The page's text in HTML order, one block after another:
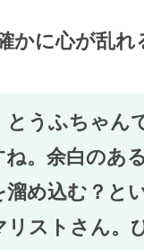
かに心が乱れ
とうふちゃん
ね。余白のあ
溜め込む？と
リストさん